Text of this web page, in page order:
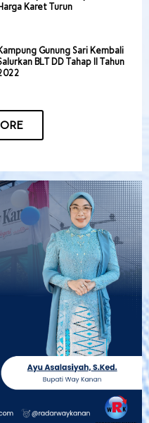
Karet Turun
Gunung Sari Kembali
BLT DD Tahap II Tahun